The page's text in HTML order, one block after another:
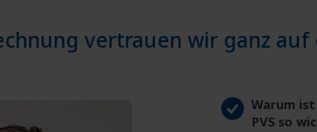
vertrauen wir ganz auf
Warum
PVS so